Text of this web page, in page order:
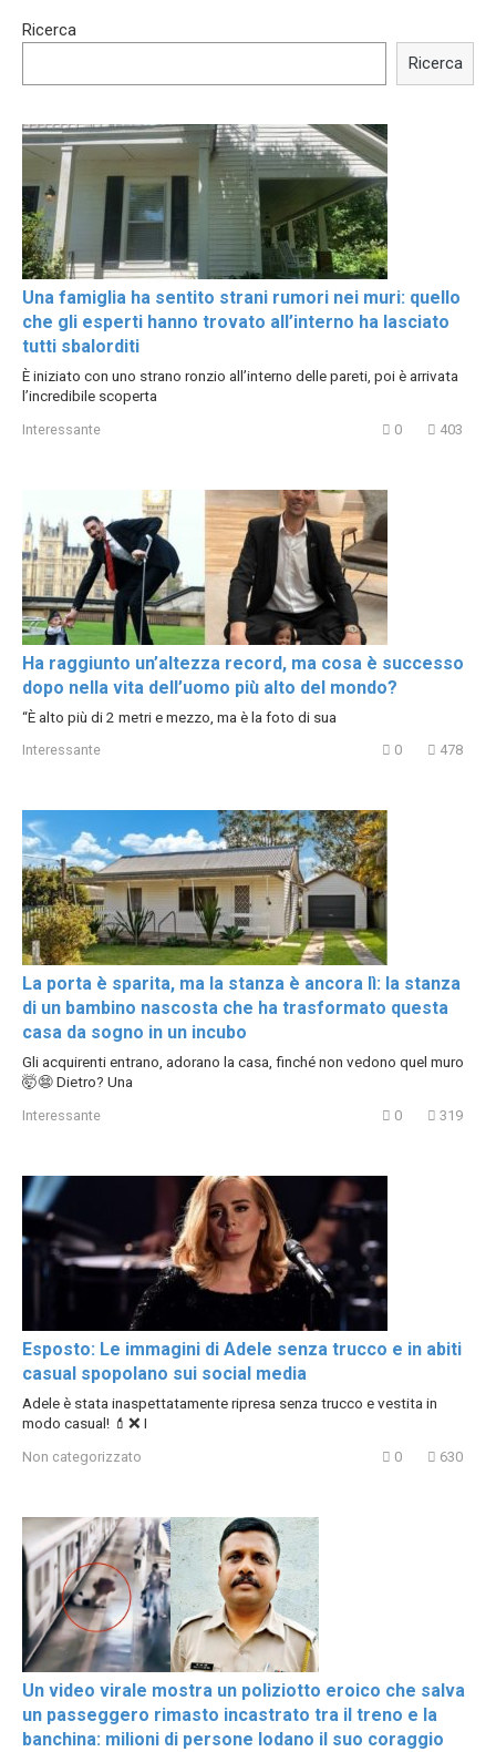
Shocking illusion - Pretty
Trying BOLLYWOOD
Ricerca
Ricerca
Una famiglia ha sentito strani rumori nei muri: quello
che gli esperti hanno trovato all’interno ha lasciato
tutti sbalorditi
È iniziato con uno strano ronzio all’interno delle pareti, poi è arrivata
l’incredibile scoperta
Interessante 0 403
Ha raggiunto un’altezza record, ma cosa è successo
dopo nella vita dell’uomo più alto del mondo?
“È alto più di 2 metri e mezzo, ma è la foto di sua
Interessante 0 478
La porta è sparita, ma la stanza è ancora lì: la stanza
di un bambino nascosta che ha trasformato questa
casa da sogno in un incubo
Gli acquirenti entrano, adorano la casa, finché non vedono quel muro
🤯😨 Dietro? Una
Interessante 0 319
Esposto: Le immagini di Adele senza trucco e in abiti
casual spopolano sui social media
Adele è stata inaspettatamente ripresa senza trucco e vestita in
modo casual! 💄❌ I
Non categorizzato 0 630
Un video virale mostra un poliziotto eroico che salva
un passeggero rimasto incastrato tra il treno e la
banchina: milioni di persone lodano il suo coraggio